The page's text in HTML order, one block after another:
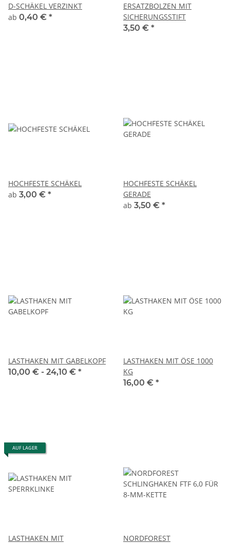
D-SCHÄKEL VERZINKT
ab 0,40 € *
ERSATZBOLZEN MIT
SICHERUNGSSTIFT
3,50 € *
HOCHFESTE SCHÄKEL
ab 3,00 € *
HOCHFESTE SCHÄKEL
GERADE
ab 3,50 € *
LASTHAKEN MIT GABELKOPF
10,00 € - 24,10 € *
LASTHAKEN MIT ÖSE 1000
KG
16,00 € *
AUF LAGER
LASTHAKEN MIT
NORDFOREST